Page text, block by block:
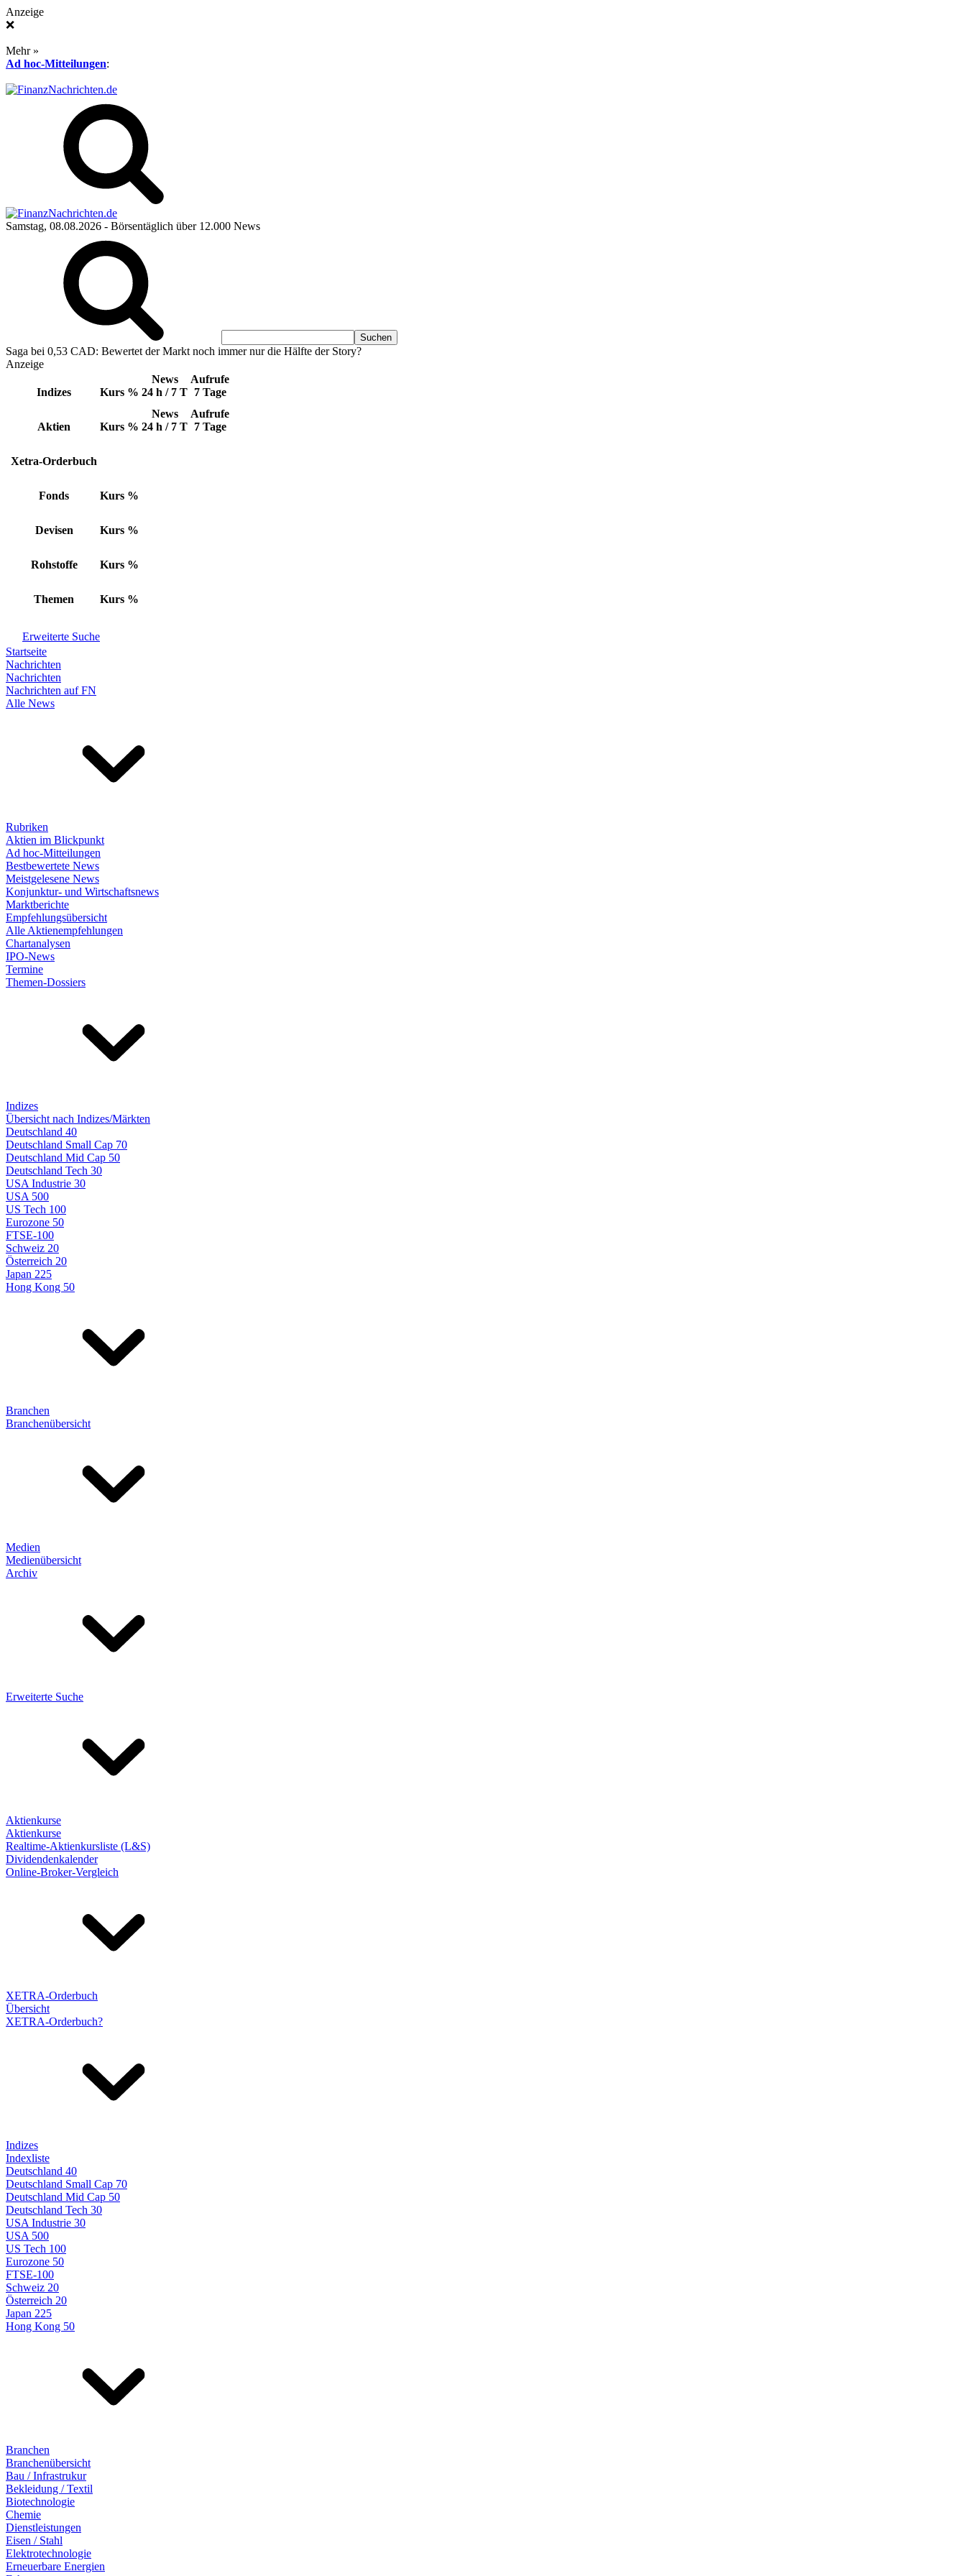
Anzeige
❌
Mehr »
Ad hoc-Mitteilungen:
Samstag, 08.08.2026 - Börsentäglich über 12.000 News
Saga bei 0,53 CAD: Bewertet der Markt noch immer nur die Hälfte der Story?
Anzeige
Indizes Kurs %
News
24 h / 7 T
Aufrufe
7 Tage
Aktien Kurs %
News
24 h / 7 T
Aufrufe
7 Tage
Xetra-Orderbuch
Fonds Kurs %
Devisen Kurs %
Rohstoffe Kurs %
Themen Kurs %
Erweiterte Suche
Startseite
Nachrichten
Nachrichten
Nachrichten auf FN
Alle News
Rubriken
Aktien im Blickpunkt
Ad hoc-Mitteilungen
Bestbewertete News
Meistgelesene News
Konjunktur- und Wirtschaftsnews
Marktberichte
Empfehlungsübersicht
Alle Aktienempfehlungen
Chartanalysen
IPO-News
Termine
Themen-Dossiers
Indizes
Übersicht nach Indizes/Märkten
Deutschland 40
Deutschland Small Cap 70
Deutschland Mid Cap 50
Deutschland Tech 30
USA Industrie 30
USA 500
US Tech 100
Eurozone 50
FTSE-100
Schweiz 20
Österreich 20
Japan 225
Hong Kong 50
Branchen
Branchenübersicht
Medien
Medienübersicht
Archiv
Erweiterte Suche
Aktienkurse
Aktienkurse
Realtime-Aktienkursliste (L&S)
Dividendenkalender
Online-Broker-Vergleich
XETRA-Orderbuch
Übersicht
XETRA-Orderbuch?
Indizes
Indexliste
Deutschland 40
Deutschland Small Cap 70
Deutschland Mid Cap 50
Deutschland Tech 30
USA Industrie 30
USA 500
US Tech 100
Eurozone 50
FTSE-100
Schweiz 20
Österreich 20
Japan 225
Hong Kong 50
Branchen
Branchenübersicht
Bau / Infrastrukur
Bekleidung / Textil
Biotechnologie
Chemie
Dienstleistungen
Eisen / Stahl
Elektrotechnologie
Erneuerbare Energien